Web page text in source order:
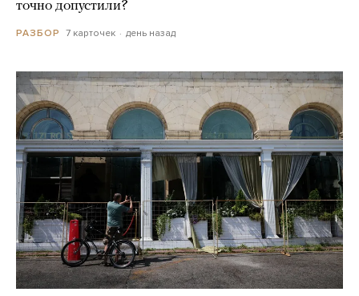
точно допустили?
РАЗБОР 7 карточек день назад